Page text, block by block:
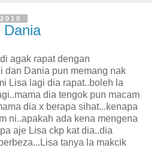
Dania
agak rapat dengan
dan Dania pun memang nak
Lisa lagi dia rapat..boleh la
dia tengok pun macam
dia x berapa sihat...kenapa
ni..apakah ada kena mengena
aje Lisa ckp kat dia..dia
tanya la makcik